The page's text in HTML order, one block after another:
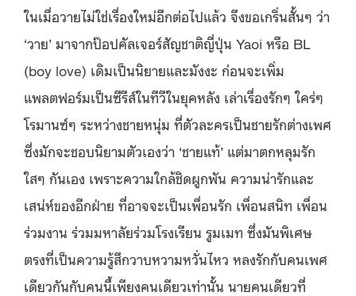
ในเมื่อวายไม่ใช่เรื่องใหม่อีกต่อไปแล้ว จึงขอเกริ่นสั้นๆ ว่า
‘วาย’ มาจากป๊อปคัลเจอร์สัญชาติญี่ปุ่น Yaoi หรือ BL
(boy love) เดิมเป็นนิยายและมังงะ ก่อนจะเพิ่ม
แพลตฟอร์มเป็นซีรีส์ในทีวีในยุคหลัง เล่าเรื่องรักๆ ใคร่ๆ
โรมานซ์ๆ ระหว่างชายหนุ่ม ที่ตัวละครเป็นชายรักต่างเพศ
ซึ่งมักจะชอบนิยามตัวเองว่า ‘ชายแท้’ แต่มาตกหลุมรัก
ใสๆ กันเอง เพราะความใกล้ชิดผูกพัน ความน่ารักและ
เสน่ห์ของอีกฝ่าย ที่อาจจะเป็นเพื่อนรัก เพื่อนสนิท เพื่อน
ร่วมงาน ร่วมมหาลัยร่วมโรงเรียน รูมเมท ซึ่งมันพิเศษ
ตรงที่เป็นความรู้สึกวาบหวามหวั่นไหว หลงรักกับคนเพศ
เดียวกันกับคนนี้เพียงคนเดียวเท่านั้น นายคนเดียวที่